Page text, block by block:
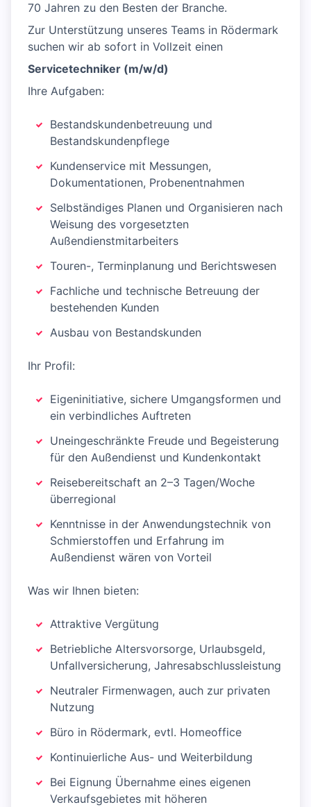
70 Jahren zu den Besten der Branche.
Zur Unterstützung unseres Teams in Rödermark
suchen wir ab sofort in Vollzeit einen
Servicetechniker (m/w/d)
Ihre Aufgaben:
Bestandskundenbetreuung und
Bestandskundenpflege
Kundenservice mit Messungen,
Dokumentationen, Probenentnahmen
Selbständiges Planen und Organisieren nach
Weisung des vorgesetzten
Außendienstmitarbeiters
Touren-, Terminplanung und Berichtswesen
Fachliche und technische Betreuung der
bestehenden Kunden
Ausbau von Bestandskunden
Ihr Profil:
Eigeninitiative, sichere Umgangsformen und
ein verbindliches Auftreten
Uneingeschränkte Freude und Begeisterung
für den Außendienst und Kundenkontakt
Reisebereitschaft an 2–3 Tagen/Woche
überregional
Kenntnisse in der Anwendungstechnik von
Schmierstoffen und Erfahrung im
Außendienst wären von Vorteil
Was wir Ihnen bieten:
Attraktive Vergütung
Betriebliche Altersvorsorge, Urlaubsgeld,
Unfallversicherung, Jahresabschlussleistung
Neutraler Firmenwagen, auch zur privaten
Nutzung
Büro in Rödermark, evtl. Homeoffice
Kontinuierliche Aus- und Weiterbildung
Bei Eignung Übernahme eines eigenen
Verkaufsgebietes mit höheren